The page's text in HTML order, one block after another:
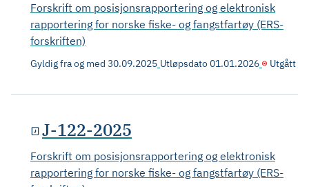
Forskrift om posisjonsrapportering og elektronisk
rapportering for norske fiske- og fangstfartøy (ERS-
forskriften)
Gyldig fra og med 30.09.2025 Utløpsdato01.01.2026 Utgått
J-122-2025
Forskrift om posisjonsrapportering og elektronisk
rapportering for norske fiske- og fangstfartøy (ERS-